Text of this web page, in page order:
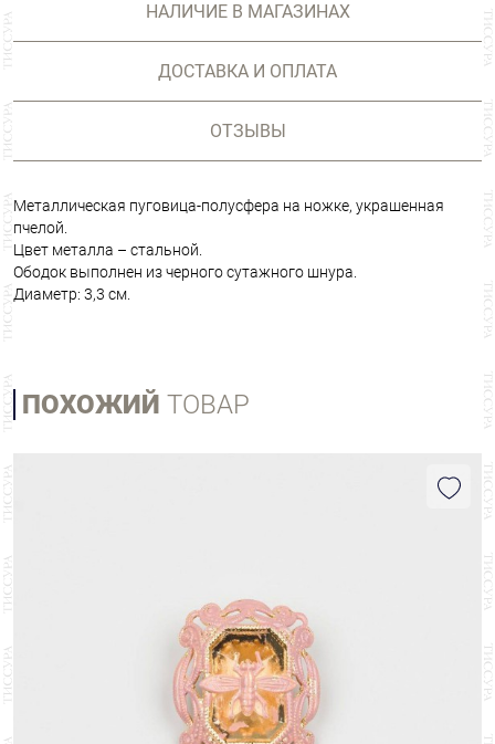
НАЛИЧИЕ В МАГАЗИНАХ
ДОСТАВКА И ОПЛАТА
ОТЗЫВЫ
Металлическая пуговица-полусфера на ножке, украшенная
пчелой.
Цвет металла – стальной.
Ободок выполнен из черного сутажного шнура.
Диаметр: 3,3 см.
ПОХОЖИЙ ТОВАР